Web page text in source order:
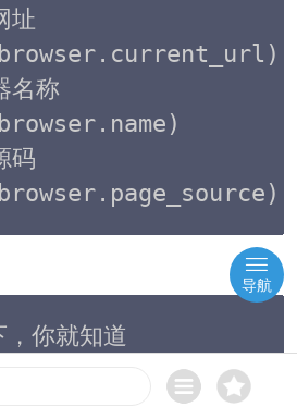
browser. current_url )
# 浏览器名称
browser. name )
browser. page_source )
www.baidu.com
/
导航